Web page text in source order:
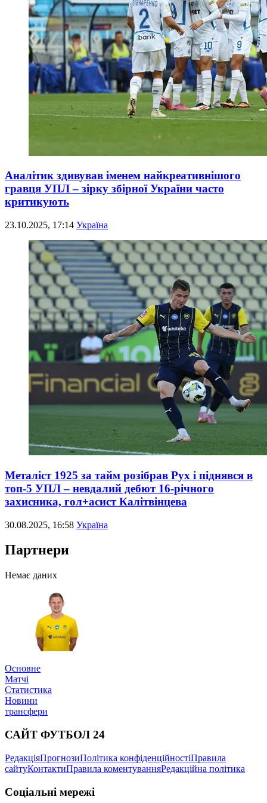
Аналітик здивував іменем найкреативнішого
гравця УПЛ – зірку збірної України часто
критикують
23.10.2025, 17:14 Україна
Металіст 1925 за тайм розібрав Рух і піднявся в
топ-5 УПЛ – невдалий дебют 16-річного
захисника, гол+асист Калітвінцева
30.08.2025, 16:58 Україна
Партнери
Немає даних
Основне
Матчі
Статистика
Новини
трансфери
САЙТ ФУТБОЛ 24
РедакціяПрогнозиПолітика конфіденційностіПравила
сайтуКонтактиПравила коментуванняРедакційна політика
Соціальні мережі